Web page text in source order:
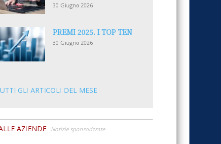
30 Giugno 2026
PREMI 2025. I TOP TEN
30 Giugno 2026
GLI ARTICOLI DEL MESE
AZIENDE Notizie sponsorizzate